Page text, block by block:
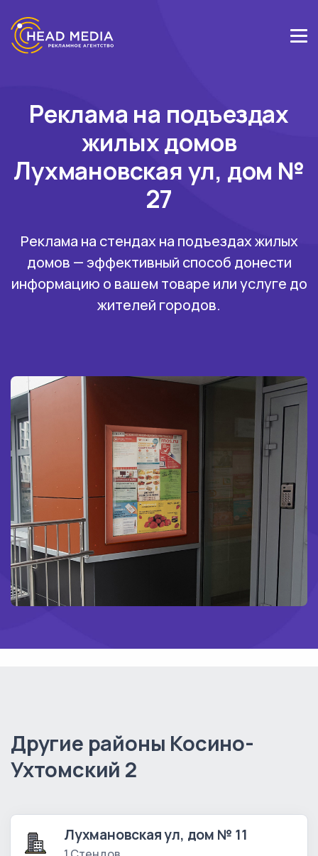
Реклама на подъездах
жилых домов
Лухмановская ул, дом №
27
Реклама на стендах на подъездах жилых
домов — эффективный способ донести
информацию о вашем товаре или услуге до
жителей городов.
Другие районы Косино-
Ухтомский 2
Лухмановская ул, дом № 11